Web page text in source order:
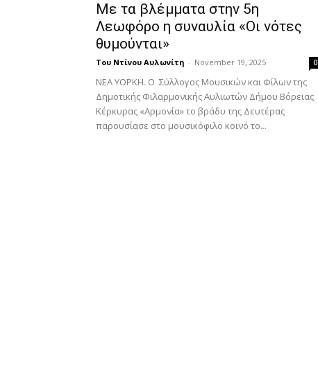
Με τα βλέμματα στην 5η
Λεωφόρο η συναυλία «Οι νότες
θυμούνται»
Του Ντίνου Αυλωνίτη - November 19, 2025 0
ΝΕΑ ΥΟΡΚΗ. Ο Σύλλογος Μουσικών και Φίλων της
Δημοτικής Φιλαρμονικής Αυλιωτών Δήμου Βόρειας
Κέρκυρας «Αρμονία» το βράδυ της Δευτέρας
παρουσίασε στο μουσικόφιλο κοινό το...